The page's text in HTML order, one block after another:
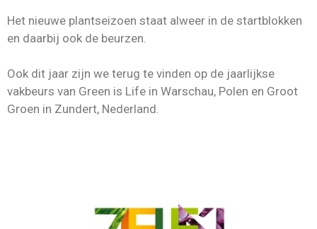
Het nieuwe plantseizoen staat alweer in de startblokken
en daarbij ook de beurzen.
Ook dit jaar zijn we terug te vinden op de jaarlijkse
vakbeurs van Green is Life in Warschau, Polen en Groot
Groen in Zundert, Nederland.